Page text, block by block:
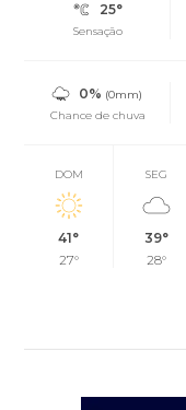
25°
Sensação
0% (0mm)
Chance de chuva
DOM
41°
27°
SEG
39°
28°